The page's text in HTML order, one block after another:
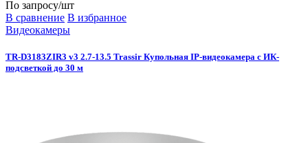
По запросу/шт
В сравнение В избранное
Видеокамеры
TR-D3183ZIR3 v3 2.7-13.5 Trassir Купольная IP-видеокамера с ИК-
подсветкой до 30 м